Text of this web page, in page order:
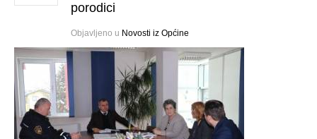
porodici
Objavljeno u Novosti iz Općine